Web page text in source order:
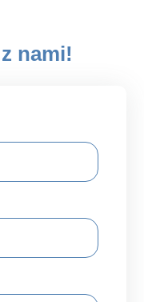
nami!